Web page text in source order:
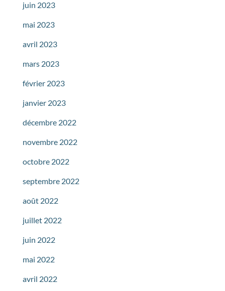
juin 2023
mai 2023
avril 2023
mars 2023
février 2023
janvier 2023
décembre 2022
novembre 2022
octobre 2022
septembre 2022
août 2022
juillet 2022
juin 2022
mai 2022
avril 2022